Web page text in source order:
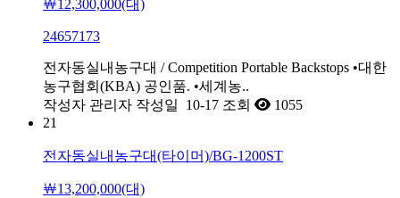
￦12,300,000(대)
24657173
전자동실내농구대 / Competition Portable Backstops •대한
농구협회(KBA) 공인품. •세계농..
작성자 관리자 작성일 10-17 조회
1055
21
전자동실내농구대(타이머)/BG-1200ST
￦13,200,000(대)